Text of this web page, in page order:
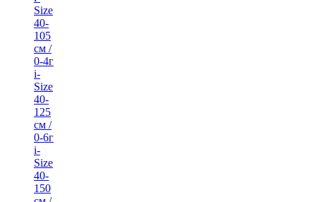
Size
40-
105
см /
0-4г
i-
Size
40-
125
см /
0-6г
i-
Size
40-
150